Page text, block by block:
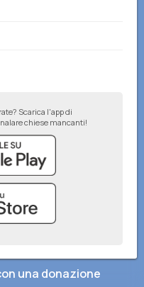
Scarica l'app di
chiese mancanti!
una donazione